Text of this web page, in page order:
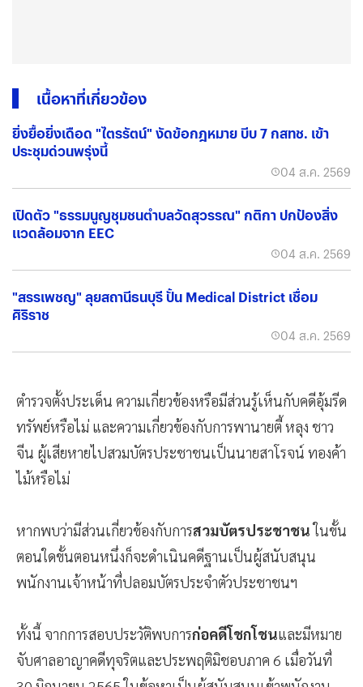
เนื้อหาที่เกี่ยวข้อง
ยิ่งยื้อยิ่งเดือด "ไตรรัตน์" งัดข้อกฎหมาย บีบ 7 กสทช. เข้า
ประชุมด่วนพรุ่งนี้
04 ส.ค. 2569
เปิดตัว "ธรรมนูญชุมชนตำบลวัดสุวรรณ" กติกา ปกป้องสิ่ง
แวดล้อมจาก EEC
04 ส.ค. 2569
"สรรเพชญ" ลุยสถานีธนบุรี ปั้น Medical District เชื่อม
ศิริราช
04 ส.ค. 2569
ตำรวจตั้งประเด็น ความเกี่ยวข้องหรือมีส่วนรู้เห็นกับคดีอุ้มรีด
ทรัพย์หรือไม่ และความเกี่ยวข้องกับการพานายตี้ หลุง ชาว
จีน ผู้เสียหายไปสวมบัตรประชาชนเป็นนายสาโรจน์ ทองค้า
ไม้หรือไม่
หากพบว่ามีส่วนเกี่ยวข้องกับการสวมบัตรประชาชนในขั้น
ตอนใดขั้นตอนหนึ่งก็จะดำเนินคดีฐานเป็นผู้สนับสนุน
พนักงานเจ้าหน้าที่ปลอมบัตรประจำตัวประชาชนฯ
ทั้งนี้ จากการสอบประวัติพบการก่อคดีโชกโชนและมีหมาย
จับศาลอาญาคดีทุจริตและประพฤติมิชอบภาค 6 เมื่อวันที่